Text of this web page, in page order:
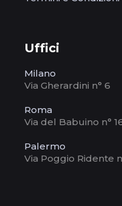
Uffici
Milano
Via Gherardini n° 6
Roma
Via del Babuino n°
Palermo
Via Poggio Ridente